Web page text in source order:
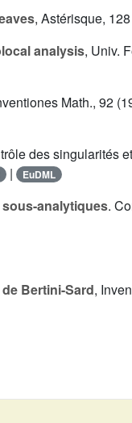
, Astérisque,
analysis, Univ.
Math., 92
des singularités
| EuDML
analytiques.
Bertini-Sard,